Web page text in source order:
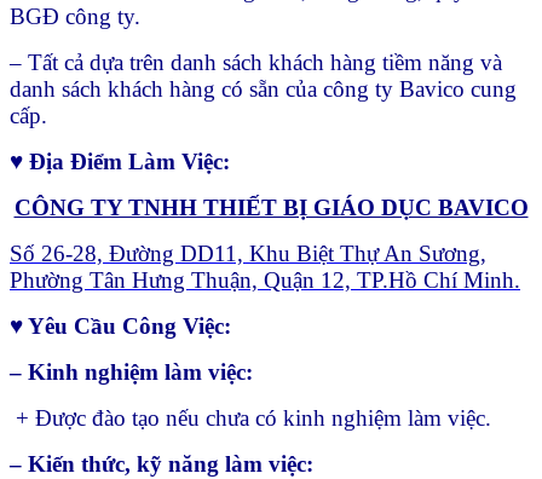
BGĐ công ty.
– Tất cả dựa trên danh sách khách hàng tiềm năng và
danh sách khách hàng có sẵn của công ty Bavico cung
cấp.
♥ Địa Điểm Làm Việc:
CÔNG TY TNHH THIẾT BỊ GIÁO DỤC BAVICO
Số 26-28, Đường DD11, Khu Biệt Thự An Sương,
Phường Tân Hưng Thuận, Quận 12, TP.Hồ Chí Minh.
♥ Yêu Cầu Công Việc:
– Kinh nghiệm làm việc:
+ Được đào tạo nếu chưa có kinh nghiệm làm việc.
– Kiến thức, kỹ năng làm việc: